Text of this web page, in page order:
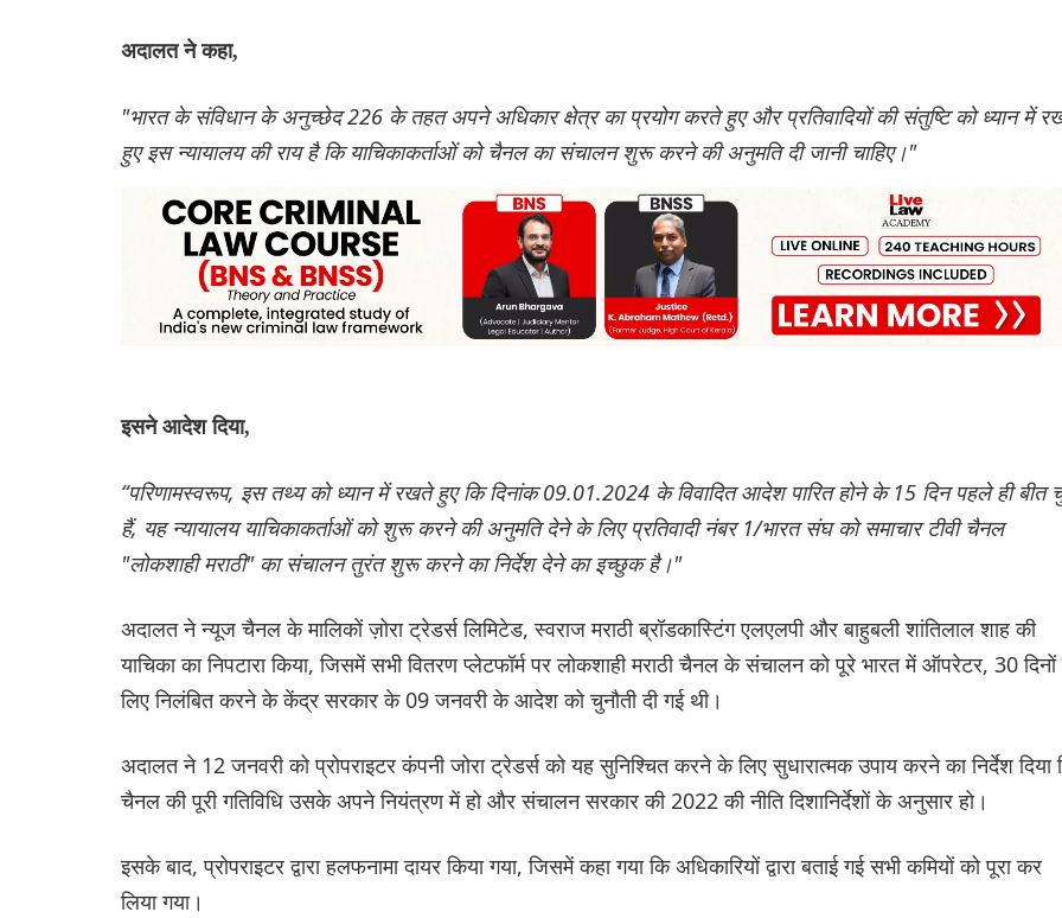
अदालत ने कहा,
"भारत के संविधान के अनुच्छेद 226 के तहत अपने अधिकार क्षेत्र का प्रयोग करते हुए और प्रतिवादियों की संतुष्टि को ध्यान में
हुए इस न्यायालय की राय है कि याचिकाकर्ताओं को चैनल का संचालन शुरू करने की अनुमति दी जानी चाहिए।"
इसने आदेश दिया,
“परिणामस्वरूप, इस तथ्य को ध्यान में रखते हुए कि दिनांक 09.01.2024 के विवादित आदेश पारित होने के 15 दिन पहले ही बीत
हैं, यह न्यायालय याचिकाकर्ताओं को शुरू करने की अनुमति देने के लिए प्रतिवादी नंबर 1/भारत संघ को समाचार टीवी चैनल
"लोकशाही मराठी" का संचालन तुरंत शुरू करने का निर्देश देने का इच्छुक है।"
अदालत ने न्यूज चैनल के मालिकों ज़ोरा ट्रेडर्स लिमिटेड, स्वराज मराठी ब्रॉडकास्टिंग एलएलपी और बाहुबली शांतिलाल शाह की
याचिका का निपटारा किया, जिसमें सभी वितरण प्लेटफॉर्म पर लोकशाही मराठी चैनल के संचालन को पूरे भारत में ऑपरेटर, 30
लिए निलंबित करने के केंद्र सरकार के 09 जनवरी के आदेश को चुनौती दी गई थी।
अदालत ने 12 जनवरी को प्रोपराइटर कंपनी जोरा ट्रेडर्स को यह सुनिश्चित करने के लिए सुधारात्मक उपाय करने का निर्देश दिया
चैनल की पूरी गतिविधि उसके अपने नियंत्रण में हो और संचालन सरकार की 2022 की नीति दिशानिर्देशों के अनुसार हो।
इसके बाद, प्रोपराइटर द्वारा हलफनामा दायर किया गया, जिसमें कहा गया कि अधिकारियों द्वारा बताई गई सभी कमियों को पूरा कर
लिया गया।